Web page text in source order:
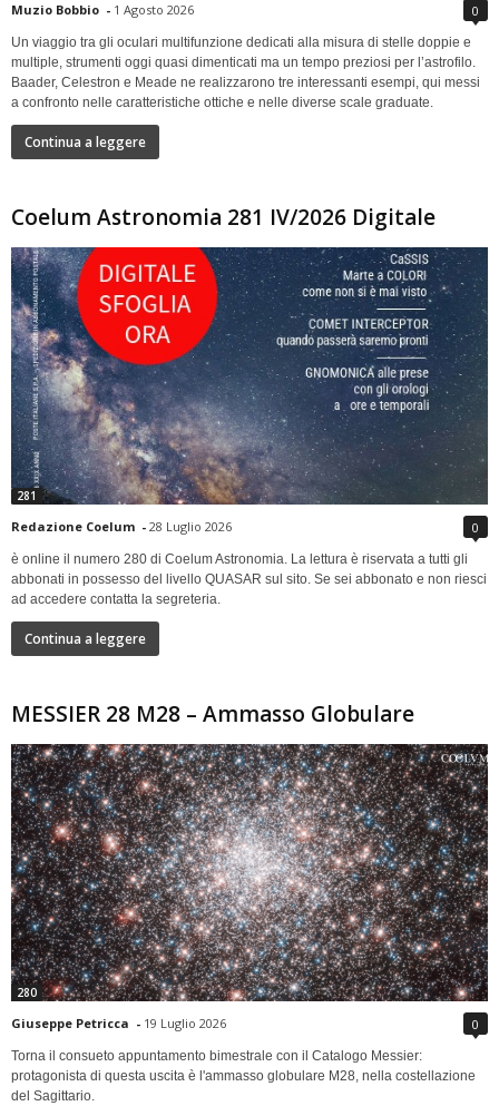
Muzio Bobbio - 1 Agosto 2026 0
Un viaggio tra gli oculari multifunzione dedicati alla misura di stelle doppie e
multiple, strumenti oggi quasi dimenticati ma un tempo preziosi per l’astrofilo.
Baader, Celestron e Meade ne realizzarono tre interessanti esempi, qui messi
a confronto nelle caratteristiche ottiche e nelle diverse scale graduate.
Continua a leggere
Coelum Astronomia 281 IV/2026 Digitale
281
Redazione Coelum - 28 Luglio 2026 0
è online il numero 280 di Coelum Astronomia. La lettura è riservata a tutti gli
abbonati in possesso del livello QUASAR sul sito. Se sei abbonato e non riesci
ad accedere contatta la segreteria.
Continua a leggere
MESSIER 28 M28 – Ammasso Globulare
280
Giuseppe Petricca - 19 Luglio 2026 0
Torna il consueto appuntamento bimestrale con il Catalogo Messier:
protagonista di questa uscita è l'ammasso globulare M28, nella costellazione
del Sagittario.